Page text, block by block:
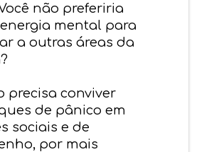
não preferiria
mental para
a outras áreas da
precisa conviver
de pânico em
sociais e de
por mais